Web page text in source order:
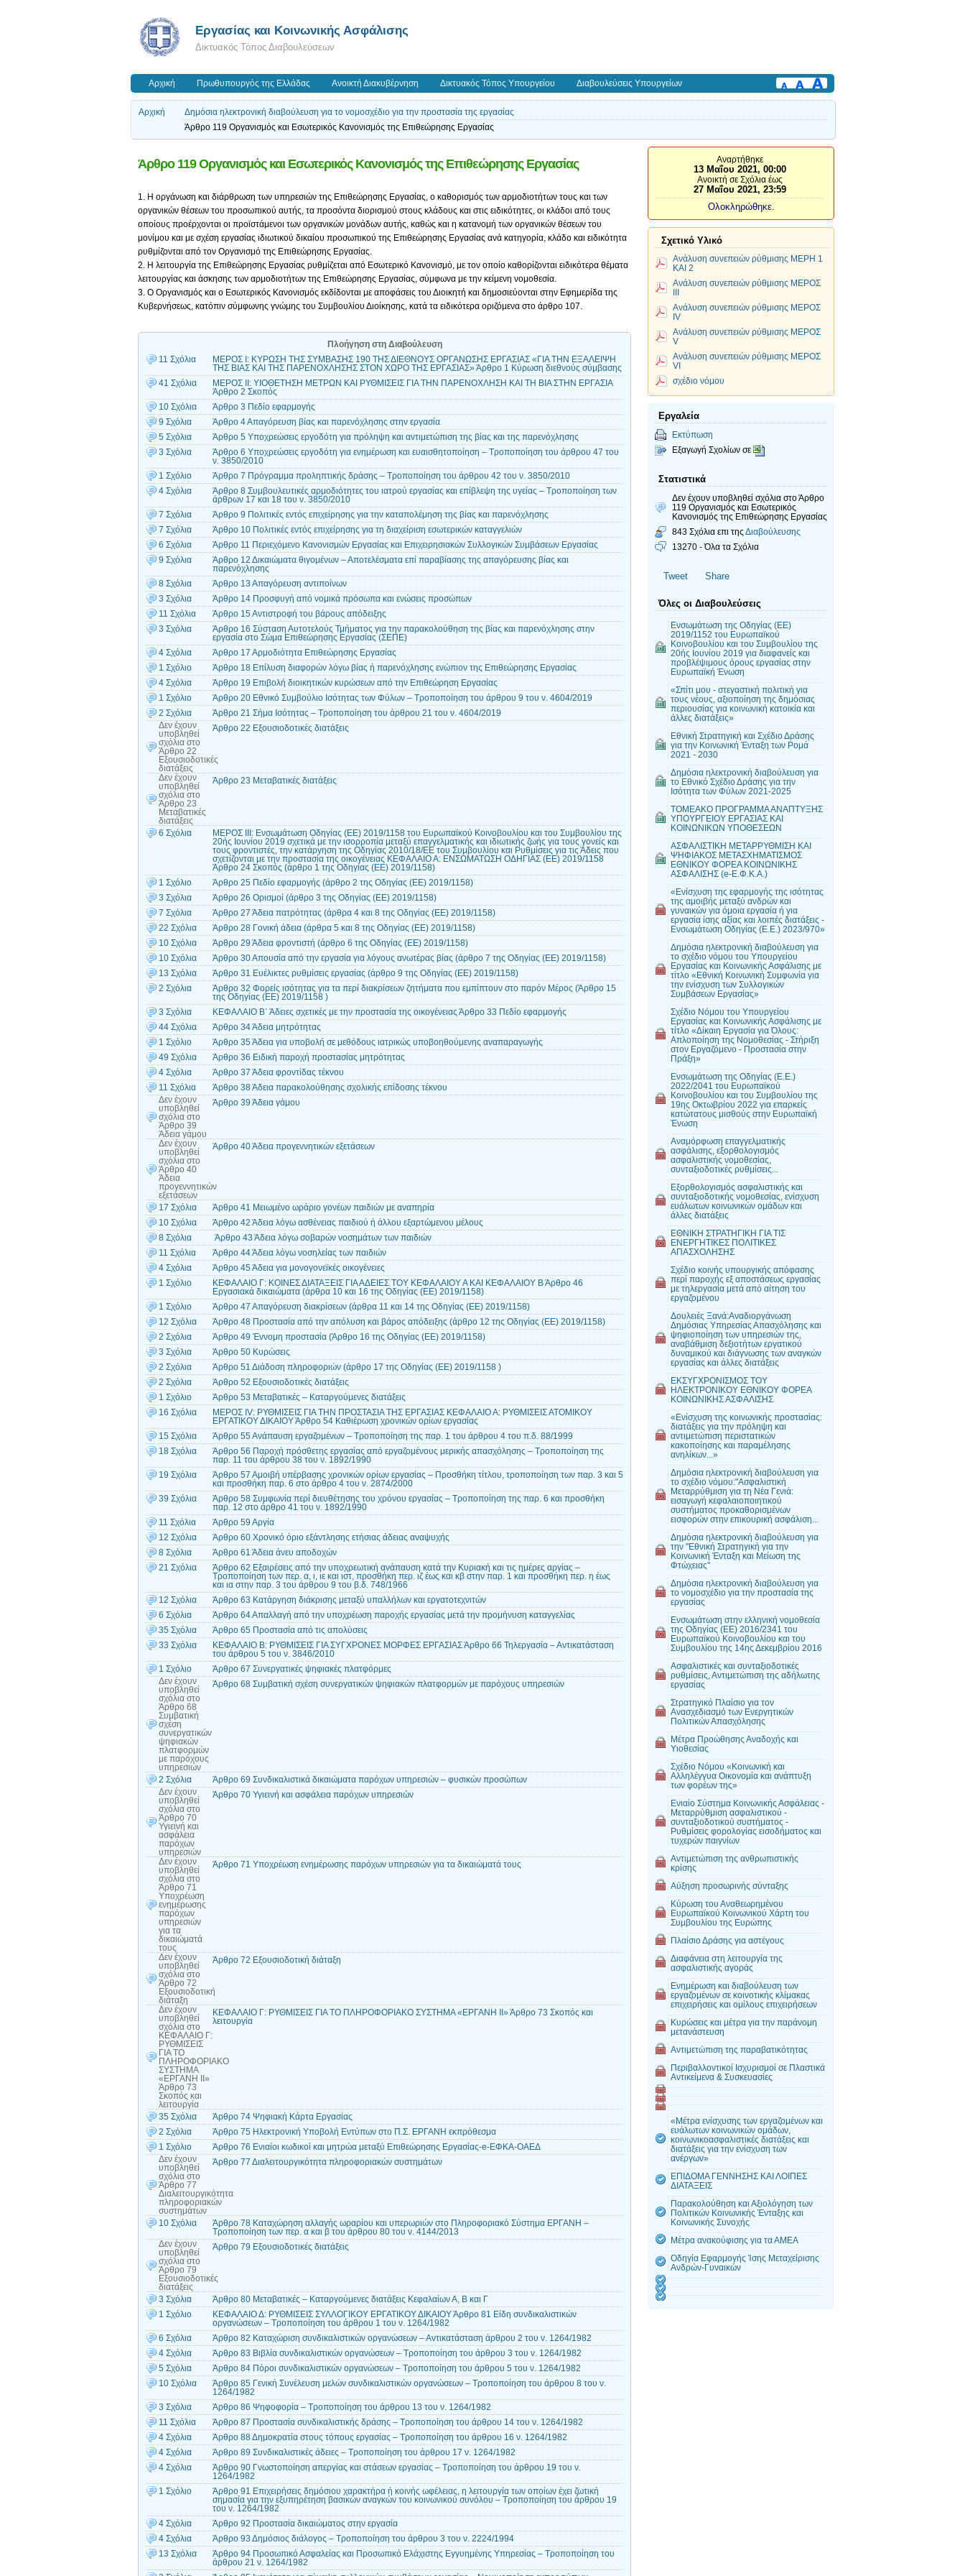
Εργασίας και Κοινωνικής Ασφάλισης
Δικτυακός Τόπος Διαβουλεύσεων
Αρχική Πρωθυπουργός της Ελλάδας Ανοικτή Διακυβέρνηση Δικτυακός Τόπος Υπουργείου Διαβουλεύσεις Υπουργείων
Αρχική
Δημόσια ηλεκτρονική διαβούλευση για το νομοσχέδιο για την προστασία της εργασίας
Άρθρο 119 Οργανισμός και Εσωτερικός Κανονισμός της Επιθεώρησης Εργασίας
Άρθρο 119 Οργανισμός και Εσωτερικός Κανονισμός της Επιθεώρησης Εργασίας
1. Η οργάνωση και διάρθρωση των υπηρεσιών της Επιθεώρησης Εργασίας, ο καθορισμός των αρμοδιοτήτων τους και των
οργανικών θέσεων του προσωπικού αυτής, τα προσόντα διορισμού στους κλάδους και στις ειδικότητες, οι κλάδοι από τους
οποίους προέρχονται οι προϊστάμενοι των οργανικών μονάδων αυτής, καθώς και η κατανομή των οργανικών θέσεων του
μονίμου και με σχέση εργασίας ιδιωτικού δικαίου προσωπικού της Επιθεώρησης Εργασίας ανά κατηγορία, κλάδο και ειδικότητα
ρυθμίζονται από τον Οργανισμό της Επιθεώρησης Εργασίας.
2. Η λειτουργία της Επιθεώρησης Εργασίας ρυθμίζεται από Εσωτερικό Κανονισμό, με τον οποίο καθορίζονται ειδικότερα θέματα
λειτουργίας και άσκησης των αρμοδιοτήτων της Επιθεώρησης Εργασίας, σύμφωνα με την κείμενη νομοθεσία.
3. Ο Οργανισμός και ο Εσωτερικός Κανονισμός εκδίδονται με αποφάσεις του Διοικητή και δημοσιεύονται στην Εφημερίδα της
Κυβερνήσεως, κατόπιν σύμφωνης γνώμης του Συμβουλίου Διοίκησης, κατά τα ειδικότερα οριζόμενα στο άρθρο 107.
Πλοήγηση στη Διαβούλευση
11 Σχόλια
ΜΕΡΟΣ I: ΚΥΡΩΣΗ ΤΗΣ ΣΥΜΒΑΣΗΣ 190 ΤΗΣ ΔΙΕΘΝΟΥΣ ΟΡΓΑΝΩΣΗΣ ΕΡΓΑΣΙΑΣ «ΓΙΑ ΤΗΝ ΕΞΑΛΕΙΨΗ
ΤΗΣ ΒΙΑΣ ΚΑΙ ΤΗΣ ΠΑΡΕΝΟΧΛΗΣΗΣ ΣΤΟΝ ΧΩΡΟ ΤΗΣ ΕΡΓΑΣΙΑΣ» Άρθρο 1 Κύρωση διεθνούς σύμβασης
41 Σχόλια
ΜΕΡΟΣ ΙΙ: ΥΙΟΘΕΤΗΣΗ ΜΕΤΡΩΝ ΚΑΙ ΡΥΘΜΙΣΕΙΣ ΓΙΑ ΤΗΝ ΠΑΡΕΝΟΧΛΗΣΗ ΚΑΙ ΤΗ ΒΙΑ ΣΤΗΝ ΕΡΓΑΣΙΑ
Άρθρο 2 Σκοπός
10 Σχόλια
Άρθρο 3 Πεδίο εφαρμογής
9 Σχόλια
Άρθρο 4 Απαγόρευση βίας και παρενόχλησης στην εργασία
5 Σχόλια
Άρθρο 5 Υποχρεώσεις εργοδότη για πρόληψη και αντιμετώπιση της βίας και της παρενόχλησης
3 Σχόλια
Άρθρο 6 Υποχρεώσεις εργοδότη για ενημέρωση και ευαισθητοποίηση – Τροποποίηση του άρθρου 47 του
ν. 3850/2010
1 Σχόλιο
Άρθρο 7 Πρόγραμμα προληπτικής δράσης – Τροποποίηση του άρθρου 42 του ν. 3850/2010
4 Σχόλια
Άρθρο 8 Συμβουλευτικές αρμοδιότητες του ιατρού εργασίας και επίβλεψη της υγείας – Τροποποίηση των
άρθρων 17 και 18 του ν. 3850/2010
7 Σχόλια
Άρθρο 9 Πολιτικές εντός επιχείρησης για την καταπολέμηση της βίας και παρενόχλησης
7 Σχόλια
Άρθρο 10 Πολιτικές εντός επιχείρησης για τη διαχείριση εσωτερικών καταγγελιών
6 Σχόλια
Άρθρο 11 Περιεχόμενο Κανονισμών Εργασίας και Επιχειρησιακών Συλλογικών Συμβάσεων Εργασίας
9 Σχόλια
Άρθρο 12 Δικαιώματα θιγομένων – Αποτελέσματα επί παραβίασης της απαγόρευσης βίας και
παρενόχλησης
8 Σχόλια
Άρθρο 13 Απαγόρευση αντιποίνων
3 Σχόλια
Άρθρο 14 Προσφυγή από νομικά πρόσωπα και ενώσεις προσώπων
11 Σχόλια
Άρθρο 15 Αντιστροφή του βάρους απόδειξης
3 Σχόλια
Άρθρο 16 Σύσταση Αυτοτελούς Τμήματος για την παρακολούθηση της βίας και παρενόχλησης στην
εργασία στο Σώμα Επιθεώρησης Εργασίας (ΣΕΠΕ)
4 Σχόλια
Άρθρο 17 Αρμοδιότητα Επιθεώρησης Εργασίας
1 Σχόλιο
Άρθρο 18 Επίλυση διαφορών λόγω βίας ή παρενόχλησης ενώπιον της Επιθεώρησης Εργασίας
4 Σχόλια
Άρθρο 19 Επιβολή διοικητικών κυρώσεων από την Επιθεώρηση Εργασίας
1 Σχόλιο
Άρθρο 20 Εθνικό Συμβούλιο Ισότητας των Φύλων – Τροποποίηση του άρθρου 9 του ν. 4604/2019
2 Σχόλια
Άρθρο 21 Σήμα Ισότητας – Τροποποίηση του άρθρου 21 του ν. 4604/2019
Δεν έχουν
υποβληθεί
σχόλια στο
Άρθρο 22
Εξουσιοδοτικές
διατάξεις
Άρθρο 22 Εξουσιοδοτικές διατάξεις
Δεν έχουν
υποβληθεί
σχόλια στο
Άρθρο 23
Μεταβατικές
διατάξεις
Άρθρο 23 Μεταβατικές διατάξεις
6 Σχόλια
ΜΕΡΟΣ ΙII: Ενσωμάτωση Οδηγίας (ΕΕ) 2019/1158 του Ευρωπαϊκού Κοινοβουλίου και του Συμβουλίου της
20ής Ιουνίου 2019 σχετικά με την ισορροπία μεταξύ επαγγελματικής και ιδιωτικής ζωής για τους γονείς και
τους φροντιστές, την κατάργηση της Οδηγίας 2010/18/ΕΕ του Συμβουλίου και Ρυθμίσεις για τις Άδεις που
σχετίζονται με την προστασία της οικογένειας ΚΕΦΑΛΑΙΟ Α: ΕΝΣΩΜΑΤΩΣΗ ΟΔΗΓΙΑΣ (ΕΕ) 2019/1158
Άρθρο 24 Σκοπός (άρθρο 1 της Οδηγίας (EE) 2019/1158)
1 Σχόλιο
Άρθρο 25 Πεδίο εφαρμογής (άρθρο 2 της Οδηγίας (EE) 2019/1158)
3 Σχόλια
Άρθρο 26 Ορισμοί (άρθρο 3 της Οδηγίας (EE) 2019/1158)
7 Σχόλια
Άρθρο 27 Άδεια πατρότητας (άρθρα 4 και 8 της Οδηγίας (EE) 2019/1158)
22 Σχόλια
Άρθρο 28 Γονική άδεια (άρθρα 5 και 8 της Οδηγίας (EE) 2019/1158)
10 Σχόλια
Άρθρο 29 Άδεια φροντιστή (άρθρο 6 της Οδηγίας (EE) 2019/1158)
10 Σχόλια
Άρθρο 30 Απουσία από την εργασία για λόγους ανωτέρας βίας (άρθρο 7 της Οδηγίας (EE) 2019/1158)
13 Σχόλια
Άρθρο 31 Ευέλικτες ρυθμίσεις εργασίας (άρθρο 9 της Οδηγίας (EE) 2019/1158)
2 Σχόλια
Άρθρο 32 Φορείς ισότητας για τα περί διακρίσεων ζητήματα που εμπίπτουν στο παρόν Μέρος (Άρθρο 15
της Οδηγίας (EE) 2019/1158 )
3 Σχόλια
ΚΕΦΑΛΑΙΟ B΄ Άδειες σχετικές με την προστασία της οικογένειας Άρθρο 33 Πεδίο εφαρμογής
44 Σχόλια
Άρθρο 34 Άδεια μητρότητας
1 Σχόλιο
Άρθρο 35 Άδεια για υποβολή σε μεθόδους ιατρικώς υποβοηθούμενης αναπαραγωγής
49 Σχόλια
Άρθρο 36 Ειδική παροχή προστασίας μητρότητας
4 Σχόλια
Άρθρο 37 Άδεια φροντίδας τέκνου
11 Σχόλια
Άρθρο 38 Άδεια παρακολούθησης σχολικής επίδοσης τέκνου
Δεν έχουν
υποβληθεί
σχόλια στο
Άρθρο 39
Άδεια γάμου
Άρθρο 39 Άδεια γάμου
Δεν έχουν
υποβληθεί
σχόλια στο
Άρθρο 40
Άδεια
προγεννητικών
εξετάσεων
Άρθρο 40 Άδεια προγεννητικών εξετάσεων
17 Σχόλια
Άρθρο 41 Μειωμένο ωράριο γονέων παιδιών με αναπηρία
10 Σχόλια
Άρθρο 42 Άδεια λόγω ασθένειας παιδιού ή άλλου εξαρτώμενου μέλους
8 Σχόλια
Άρθρο 43 Άδεια λόγω σοβαρών νοσημάτων των παιδιών
11 Σχόλια
Άρθρο 44 Άδεια λόγω νοσηλείας των παιδιών
4 Σχόλια
Άρθρο 45 Άδεια για μονογονεϊκές οικογένειες
1 Σχόλιο
ΚΕΦΑΛΑΙΟ Γ: ΚΟΙΝΕΣ ΔΙΑΤΑΞΕΙΣ ΓΙΑ ΑΔΕΙΕΣ ΤΟΥ ΚΕΦΑΛΑΙΟΥ Α ΚΑΙ ΚΕΦΑΛΑΙΟΥ Β Άρθρο 46
Εργασιακά δικαιώματα (άρθρα 10 και 16 της Οδηγίας (EE) 2019/1158)
1 Σχόλιο
Άρθρο 47 Απαγόρευση διακρίσεων (άρθρα 11 και 14 της Οδηγίας (EE) 2019/1158)
12 Σχόλια
Άρθρο 48 Προστασία από την απόλυση και βάρος απόδειξης (άρθρο 12 της Οδηγίας (EE) 2019/1158)
2 Σχόλια
Άρθρο 49 Έννομη προστασία (Άρθρο 16 της Οδηγίας (EE) 2019/1158)
3 Σχόλια
Άρθρο 50 Κυρώσεις
2 Σχόλια
Άρθρο 51 Διάδοση πληροφοριών (άρθρο 17 της Οδηγίας (EE) 2019/1158 )
2 Σχόλια
Άρθρο 52 Εξουσιοδοτικές διατάξεις
1 Σχόλιο
Άρθρο 53 Μεταβατικές – Καταργούμενες διατάξεις
16 Σχόλια
ΜΕΡΟΣ ΙV: ΡΥΘΜΙΣΕΙΣ ΓΙΑ ΤΗΝ ΠΡΟΣΤΑΣΙΑ ΤΗΣ ΕΡΓΑΣΙΑΣ ΚΕΦΑΛΑΙΟ Α: ΡΥΘΜΙΣΕΙΣ ΑΤΟΜΙΚΟΥ
ΕΡΓΑΤΙΚΟΥ ΔΙΚΑΙΟΥ Άρθρο 54 Καθιέρωση χρονικών ορίων εργασίας
15 Σχόλια
Άρθρο 55 Ανάπαυση εργαζομένων – Τροποποίηση της παρ. 1 του άρθρου 4 του π.δ. 88/1999
18 Σχόλια
Άρθρο 56 Παροχή πρόσθετης εργασίας από εργαζομένους μερικής απασχόλησης – Τροποποίηση της
παρ. 11 του άρθρου 38 του ν. 1892/1990
19 Σχόλια
Άρθρο 57 Αμοιβή υπέρβασης χρονικών ορίων εργασίας – Προσθήκη τίτλου, τροποποίηση των παρ. 3 και 5
και προσθήκη παρ. 6 στο άρθρο 4 του ν. 2874/2000
39 Σχόλια
Άρθρο 58 Συμφωνία περί διευθέτησης του χρόνου εργασίας – Τροποποίηση της παρ. 6 και προσθήκη
παρ. 12 στο άρθρο 41 του ν. 1892/1990
11 Σχόλια
Άρθρο 59 Αργία
12 Σχόλια
Άρθρο 60 Χρονικό όριο εξάντλησης ετήσιας άδειας αναψυχής
8 Σχόλια
Άρθρο 61 Άδεια άνευ αποδοχών
21 Σχόλια
Άρθρο 62 Εξαιρέσεις από την υποχρεωτική ανάπαυση κατά την Κυριακή και τις ημέρες αργίας –
Τροποποίηση των περ. α, ι, ιε και ιστ, προσθήκη περ. ιζ έως και κβ στην παρ. 1 και προσθήκη περ. η έως
και ια στην παρ. 3 του άρθρου 9 του β.δ. 748/1966
12 Σχόλια
Άρθρο 63 Κατάργηση διάκρισης μεταξύ υπαλλήλων και εργατοτεχνιτών
6 Σχόλια
Άρθρο 64 Απαλλαγή από την υποχρέωση παροχής εργασίας μετά την προμήνυση καταγγελίας
35 Σχόλια
Άρθρο 65 Προστασία από τις απολύσεις
33 Σχόλια
ΚΕΦΑΛΑΙΟ Β: ΡΥΘΜΙΣΕΙΣ ΓΙΑ ΣΥΓΧΡΟΝΕΣ ΜΟΡΦΕΣ ΕΡΓΑΣΙΑΣ Άρθρο 66 Τηλεργασία – Αντικατάσταση
του άρθρου 5 του ν. 3846/2010
1 Σχόλιο
Άρθρο 67 Συνεργατικές ψηφιακές πλατφόρμες
Δεν έχουν
υποβληθεί
σχόλια στο
Άρθρο 68
Συμβατική
σχέση
συνεργατικών
ψηφιακών
πλατφορμών
με παρόχους
υπηρεσιών
Άρθρο 68 Συμβατική σχέση συνεργατικών ψηφιακών πλατφορμών με παρόχους υπηρεσιών
2 Σχόλια
Άρθρο 69 Συνδικαλιστικά δικαιώματα παρόχων υπηρεσιών – φυσικών προσώπων
Δεν έχουν
υποβληθεί
σχόλια στο
Άρθρο 70
Υγιεινή και
ασφάλεια
παρόχων
υπηρεσιών
Άρθρο 70 Υγιεινή και ασφάλεια παρόχων υπηρεσιών
Δεν έχουν
υποβληθεί
σχόλια στο
Άρθρο 71
Υποχρέωση
ενημέρωσης
παρόχων
υπηρεσιών
για τα
δικαιώματά
τους
Άρθρο 71 Υποχρέωση ενημέρωσης παρόχων υπηρεσιών για τα δικαιώματά τους
Δεν έχουν
υποβληθεί
σχόλια στο
Άρθρο 72
Εξουσιοδοτική
διάταξη
Άρθρο 72 Εξουσιοδοτική διάταξη
Δεν έχουν
υποβληθεί
σχόλια στο
ΚΕΦΑΛΑΙΟ Γ:
ΡΥΘΜΙΣΕΙΣ
ΓΙΑ ΤΟ
ΠΛΗΡΟΦΟΡΙΑΚΟ
ΣΥΣΤΗΜΑ
«ΕΡΓΑΝΗ ΙΙ»
Άρθρο 73
Σκοπός και
λειτουργία
ΚΕΦΑΛΑΙΟ Γ: ΡΥΘΜΙΣΕΙΣ ΓΙΑ ΤΟ ΠΛΗΡΟΦΟΡΙΑΚΟ ΣΥΣΤΗΜΑ «ΕΡΓΑΝΗ ΙΙ» Άρθρο 73 Σκοπός και
λειτουργία
35 Σχόλια
Άρθρο 74 Ψηφιακή Κάρτα Εργασίας
2 Σχόλια
Άρθρο 75 Ηλεκτρονική Υποβολή Εντύπων στο Π.Σ. ΕΡΓΑΝΗ εκπρόθεσμα
1 Σχόλιο
Άρθρο 76 Ενιαίοι κωδικοί και μητρώα μεταξύ Επιθεώρησης Εργασίας-e-ΕΦΚΑ-ΟΑΕΔ
Δεν έχουν
υποβληθεί
σχόλια στο
Άρθρο 77
Διαλειτουργικότητα
πληροφοριακών
συστημάτων
Άρθρο 77 Διαλειτουργικότητα πληροφοριακών συστημάτων
10 Σχόλια
Άρθρο 78 Καταχώρηση αλλαγής ωραρίου και υπερωριών στο Πληροφοριακό Σύστημα ΕΡΓΑΝΗ –
Τροποποίηση των περ. α και β του άρθρου 80 του ν. 4144/2013
Δεν έχουν
υποβληθεί
σχόλια στο
Άρθρο 79
Εξουσιοδοτικές
διατάξεις
Άρθρο 79 Εξουσιοδοτικές διατάξεις
3 Σχόλια
Άρθρο 80 Μεταβατικές – Καταργούμενες διατάξεις Κεφαλαίων Α, Β και Γ
1 Σχόλιο
ΚΕΦΑΛΑΙΟ Δ: ΡΥΘΜΙΣΕΙΣ ΣΥΛΛΟΓΙΚΟΥ ΕΡΓΑΤΙΚΟΥ ΔΙΚΑΙΟΥ Άρθρο 81 Είδη συνδικαλιστικών
οργανώσεων – Τροποποίηση του άρθρου 1 του ν. 1264/1982
6 Σχόλια
Άρθρο 82 Καταχώριση συνδικαλιστικών οργανώσεων – Αντικατάσταση άρθρου 2 του ν. 1264/1982
4 Σχόλια
Άρθρο 83 Βιβλία συνδικαλιστικών οργανώσεων – Τροποποίηση του άρθρου 3 του ν. 1264/1982
5 Σχόλια
Άρθρο 84 Πόροι συνδικαλιστικών οργανώσεων – Τροποποίηση του άρθρου 5 του ν. 1264/1982
10 Σχόλια
Άρθρο 85 Γενική Συνέλευση μελών συνδικαλιστικών οργανώσεων – Τροποποίηση του άρθρου 8 του ν.
1264/1982
3 Σχόλια
Άρθρο 86 Ψηφοφορία – Τροποποίηση του άρθρου 13 του ν. 1264/1982
11 Σχόλια
Άρθρο 87 Προστασία συνδικαλιστικής δράσης – Τροποποίηση του άρθρου 14 του ν. 1264/1982
4 Σχόλια
Άρθρο 88 Δημοκρατία στους τόπους εργασίας – Τροποποίηση του άρθρου 16 ν. 1264/1982
4 Σχόλια
Άρθρο 89 Συνδικαλιστικές άδειες – Τροποποίηση του άρθρου 17 ν. 1264/1982
4 Σχόλια
Άρθρο 90 Γνωστοποίηση απεργίας και στάσεων εργασίας – Τροποποίηση του άρθρου 19 του ν.
1264/1982
1 Σχόλιο
Άρθρο 91 Επιχειρήσεις δημόσιου χαρακτήρα ή κοινής ωφέλειας, η λειτουργία των οποίων έχει ζωτική
σημασία για την εξυπηρέτηση βασικών αναγκών του κοινωνικού συνόλου – Τροποποίηση του άρθρου 19
του ν. 1264/1982
4 Σχόλια
Άρθρο 92 Προστασία δικαιώματος στην εργασία
4 Σχόλια
Άρθρο 93 Δημόσιος διάλογος – Τροποποίηση του άρθρου 3 του ν. 2224/1994
13 Σχόλια
Άρθρο 94 Προσωπικό Ασφαλείας και Προσωπικό Ελάχιστης Εγγυημένης Υπηρεσίας – Τροποποίηση του
άρθρου 21 ν. 1264/1982
Αναρτήθηκε
13 Μαΐου 2021, 00:00
Ανοικτή σε Σχόλια έως
27 Μαΐου 2021, 23:59
Ολοκληρώθηκε.
Σχετικό Υλικό
Ανάλυση συνεπειών ρύθμισης ΜΕΡΗ 1
ΚΑΙ 2
Ανάλυση συνεπειών ρύθμισης ΜΕΡΟΣ
ΙΙΙ
Ανάλυση συνεπειών ρύθμισης ΜΕΡΟΣ
ΙV
Ανάλυση συνεπειών ρύθμισης ΜΕΡΟΣ
V
Ανάλυση συνεπειών ρύθμισης ΜΕΡΟΣ
VI
σχέδιο νόμου
Εργαλεία
Εκτύπωση
Εξαγωγή Σχολίων σε
Στατιστικά
Δεν έχουν υποβληθεί σχόλια στο Άρθρο
119 Οργανισμός και Εσωτερικός
Κανονισμός της Επιθεώρησης Εργασίας
843 Σχόλια επι της Διαβούλευσης
13270 - Όλα τα Σχόλια
Tweet Share
Όλες οι Διαβουλεύσεις
Ενσωμάτωση της Οδηγίας (ΕΕ)
2019/1152 του Ευρωπαϊκού
Κοινοβουλίου και του Συμβουλίου της
20ής Ιουνίου 2019 για διαφανείς και
προβλέψιμους όρους εργασίας στην
Ευρωπαϊκή Ένωση
«Σπίτι μου - στεγαστική πολιτική για
τους νέους, αξιοποίηση της δημόσιας
περιουσίας για κοινωνική κατοικία και
άλλες διατάξεις»
Εθνική Στρατηγική και Σχέδιο Δράσης
για την Κοινωνική Ένταξη των Ρομά
2021 - 2030
Δημόσια ηλεκτρονική διαβούλευση για
το Εθνικό Σχέδιο Δράσης για την
Ισότητα των Φύλων 2021-2025
ΤΟΜΕΑΚΟ ΠΡΟΓΡΑΜΜΑ ΑΝΑΠΤΥΞΗΣ
ΥΠΟΥΡΓΕΙΟΥ ΕΡΓΑΣΙΑΣ ΚΑΙ
ΚΟΙΝΩΝΙΚΩΝ ΥΠΟΘΕΣΕΩΝ
ΑΣΦΑΛΙΣΤΙΚΗ ΜΕΤΑΡΡΥΘΜΙΣΗ ΚΑΙ
ΨΗΦΙΑΚΟΣ ΜΕΤΑΣΧΗΜΑΤΙΣΜΟΣ
ΕΘΝΙΚΟΥ ΦΟΡΕΑ ΚΟΙΝΩΝΙΚΗΣ
ΑΣΦΑΛΙΣΗΣ (e-Ε.Φ.Κ.Α.)
«Ενίσχυση της εφαρμογής της ισότητας
της αμοιβής μεταξύ ανδρών και
γυναικών για όμοια εργασία ή για
εργασία ίσης αξίας και λοιπές διατάξεις -
Ενσωμάτωση Οδηγίας (Ε.Ε.) 2023/970»
Δημόσια ηλεκτρονική διαβούλευση για
το σχέδιο νόμου του Υπουργείου
Εργασίας και Κοινωνικής Ασφάλισης με
τίτλο «Εθνική Κοινωνική Συμφωνία για
την ενίσχυση των Συλλογικών
Συμβάσεων Εργασίας»
Σχέδιο Νόμου του Υπουργείου
Εργασίας και Κοινωνικής Ασφάλισης με
τίτλο «Δίκαιη Εργασία για Όλους:
Απλοποίηση της Νομοθεσίας - Στήριξη
στον Εργαζόμενο - Προστασία στην
Πράξη»
Ενσωμάτωση της Οδηγίας (Ε.Ε.)
2022/2041 του Ευρωπαϊκού
Κοινοβουλίου και του Συμβουλίου της
19ης Οκτωβρίου 2022 για επαρκείς
κατώτατους μισθούς στην Ευρωπαϊκή
Ένωση
Αναμόρφωση επαγγελματικής
ασφάλισης, εξορθολογισμός
ασφαλιστικής νομοθεσίας,
συνταξιοδοτικές ρυθμίσεις...
Εξορθολογισμός ασφαλιστικής και
συνταξιοδοτικής νομοθεσίας, ενίσχυση
ευάλωτων κοινωνικών ομάδων και
άλλες διατάξεις
ΕΘΝΙΚΗ ΣΤΡΑΤΗΓΙΚΗ ΓΙΑ ΤΙΣ
ΕΝΕΡΓΗΤΙΚΕΣ ΠΟΛΙΤΙΚΕΣ
ΑΠΑΣΧΟΛΗΣΗΣ
Σχέδιο κοινής υπουργικής απόφασης
περί παροχής εξ αποστάσεως εργασίας
με τηλεργασία μετά από αίτηση του
εργαζομένου
Δουλειές Ξανά:Αναδιοργάνωση
Δημόσιας Υπηρεσίας Απασχόλησης και
ψηφιοποίηση των υπηρεσιών της,
αναβάθμιση δεξιοτήτων εργατικού
δυναμικού και διάγνωσης των αναγκών
εργασίας και άλλες διατάξεις
ΕΚΣΥΓΧΡΟΝΙΣΜΟΣ ΤΟΥ
ΗΛΕΚΤΡΟΝΙΚΟΥ ΕΘΝΙΚΟΥ ΦΟΡΕΑ
ΚΟΙΝΩΝΙΚΗΣ ΑΣΦΑΛΙΣΗΣ
«Ενίσχυση της κοινωνικής προστασίας:
διατάξεις για την πρόληψη και
αντιμετώπιση περιστατικών
κακοποίησης και παραμέλησης
ανηλίκων...»
Δημόσια ηλεκτρονική διαβούλευση για
το σχέδιο νόμου:"Ασφαλιστική
Μεταρρύθμιση για τη Νέα Γενιά:
εισαγωγή κεφαλαιοποιητικού
συστήματος προκαθορισμένων
εισφορών στην επικουρική ασφάλιση...
Δημόσια ηλεκτρονική διαβούλευση για
την "Εθνική Στρατηγική για την
Κοινωνική Ένταξη και Μείωση της
Φτώχειας"
Δημόσια ηλεκτρονική διαβούλευση για
το νομοσχέδιο για την προστασία της
εργασίας
Ενσωμάτωση στην ελληνική νομοθεσία
της Οδηγίας (EE) 2016/2341 του
Ευρωπαϊκού Κοινοβουλίου και του
Συμβουλίου της 14ης Δεκεμβρίου 2016
Ασφαλιστικές και συνταξιοδοτικές
ρυθμίσεις, Αντιμετώπιση της αδήλωτης
εργασίας
Στρατηγικό Πλαίσιο για τον
Ανασχεδιασμό των Ενεργητικών
Πολιτικών Απασχόλησης
Μέτρα Προώθησης Αναδοχής και
Υιοθεσίας
Σχέδιο Νόμου «Κοινωνική και
Αλληλέγγυα Οικονομία και ανάπτυξη
των φορέων της»
Ενιαίο Σύστημα Κοινωνικής Ασφάλειας -
Μεταρρύθμιση ασφαλιστικού -
συνταξιοδοτικού συστήματος -
Ρυθμίσεις φορολογίας εισοδήματος και
τυχερών παιγνίων
Αντιμετώπιση της ανθρωπιστικής
κρίσης
Αύξηση προσωρινής σύνταξης
Κύρωση του Αναθεωρημένου
Ευρωπαϊκού Κοινωνικού Χάρτη του
Συμβουλίου της Ευρώπης
Πλαίσιο Δράσης για αστέγους
Διαφάνεια στη λειτουργία της
ασφαλιστικής αγοράς
Ενημέρωση και διαβούλευση των
εργαζομένων σε κοινοτικής κλίμακας
επιχειρήσεις και ομίλους επιχειρήσεων
Κυρώσεις και μέτρα για την παράνομη
μετανάστευση
Αντιμετώπιση της παραβατικότητας
Περιβαλλοντικοί Ισχυρισμοί σε Πλαστικά
Αντικείμενα & Συσκευασίες
«Μέτρα ενίσχυσης των εργαζομένων και
ευάλωτων κοινωνικών ομάδων,
κοινωνικοασφαλιστικές διατάξεις και
διατάξεις για την ενίσχυση των
ανέργων»
ΕΠΙΔΟΜΑ ΓΕΝΝΗΣΗΣ ΚΑΙ ΛΟΙΠΕΣ
ΔΙΑΤΑΞΕΙΣ
Παρακολούθηση και Αξιολόγηση των
Πολιτικών Κοινωνικής Ένταξης και
Κοινωνικής Συνοχής
Μέτρα ανακούφισης για τα ΑΜΕΑ
Οδηγία Εφαρμογής Ίσης Μεταχείρισης
Ανδρών-Γυναικών